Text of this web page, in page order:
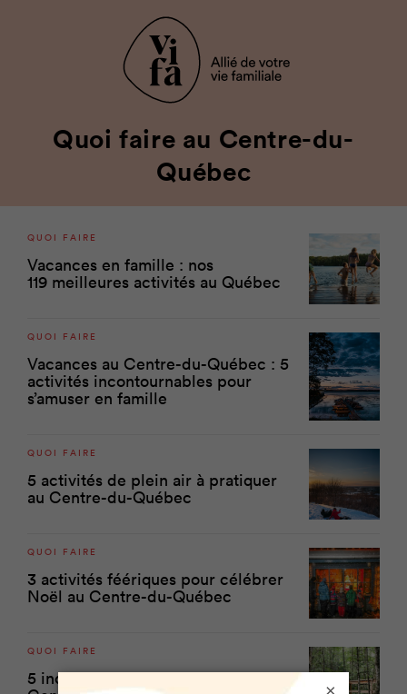
Quoi faire au Centre-du-
Québec
QUOI FAIRE
Vacances en famille : nos
119 meilleures activités au Québec
QUOI FAIRE
Vacances au Centre-du-Québec : 5
activités incontournables pour
s’amuser en famille
QUOI FAIRE
5 activités de plein air à pratiquer
au Centre-du-Québec
QUOI FAIRE
3 activités féériques pour célébrer
Noël au Centre-du-Québec
QUOI FAIRE
5 incontournables de l’automne au
×